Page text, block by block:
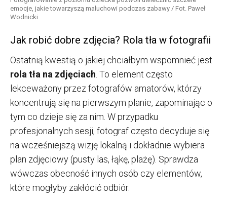
emocje, jakie towarzyszą maluchowi podczas zabawy / Fot. Paweł
Wodnicki
Jak robić dobre zdjęcia? Rola tła w fotografii
Ostatnią kwestią o jakiej chciałbym wspomnieć jest
rola tła na zdjęciach. To element często
lekceważony przez fotografów amatorów, którzy
koncentrują się na pierwszym planie, zapominając o
tym co dzieje się za nim. W przypadku
profesjonalnych sesji, fotograf często decyduje się
na wcześniejszą wizję lokalną i dokładnie wybiera
plan zdjęciowy (pusty las, łąkę, plażę). Sprawdza
wówczas obecność innych osób czy elementów,
które mogłyby zakłócić odbiór.